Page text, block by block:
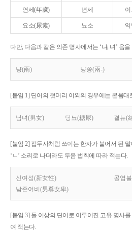
연세(年歲) 년세
요소(尿素) 뇨소
다만, 다음과 같은 의존 명사에서는 ‘냐, 녀’ 음
냥(兩) 냥쭝(兩-)
[붙임 1] 단어의 첫머리 이외의 경우에는 본음대
남녀(男女) 당뇨(糖尿) 결뉴(
[붙임 2] 접두사처럼 쓰이는 한자가 붙어서 된
‘ㄴ’ 소리로 나더라도 두음 법칙에 따라 적는다.
신여성(新女性)
공염
남존여비(男尊女卑)
[붙임 3] 둘 이상의 단어로 이루어진 고유 명사
여 적는다.